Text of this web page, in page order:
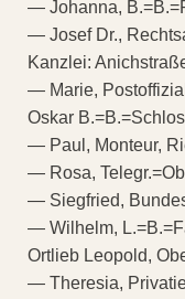
— Johanna,
— Josef Dr.,
Kanzlei:
— Marie,
Oskar
— Paul, Monteur,
— Rosa,
— Siegfried,
— Wilhelm,
Ortlieb Leopold,
— Theresia,